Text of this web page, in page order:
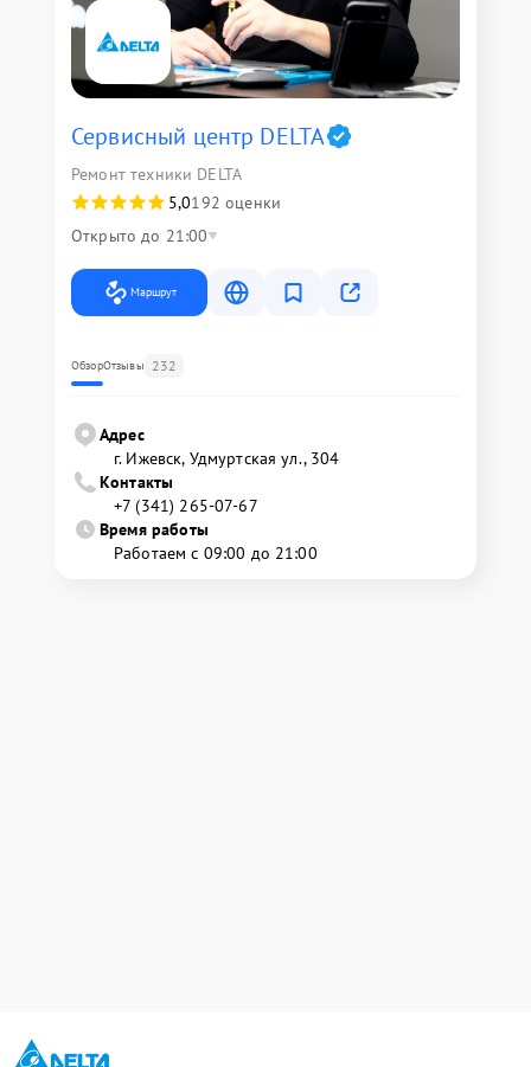
Сервисный центр DELTA
Ремонт техники DELTA
5,0192 оценки
Открыто до 21:00
Маршрут
ОбзорОтзывы 232
Адрес
г. Ижевск, Удмуртская ул., 304
Контакты
+7 (341) 265-07-67
Время работы
Работаем с 09:00 до 21:00